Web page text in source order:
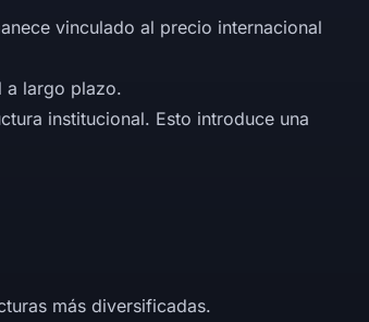
vinculado al precio internacional
a largo plazo.
institucional. Esto introduce una
más diversificadas.